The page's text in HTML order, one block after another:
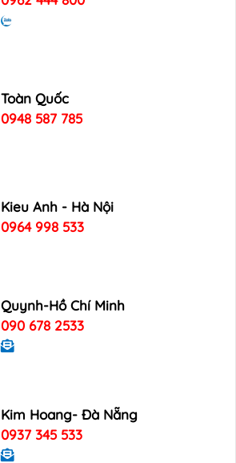
Toàn Quốc
0948 587 785
Kieu Anh - Hà Nội
0964 998 533
Quynh-Hồ Chí Minh
090 678 2533
Kim Hoang- Đà Nẵng
0937 345 533